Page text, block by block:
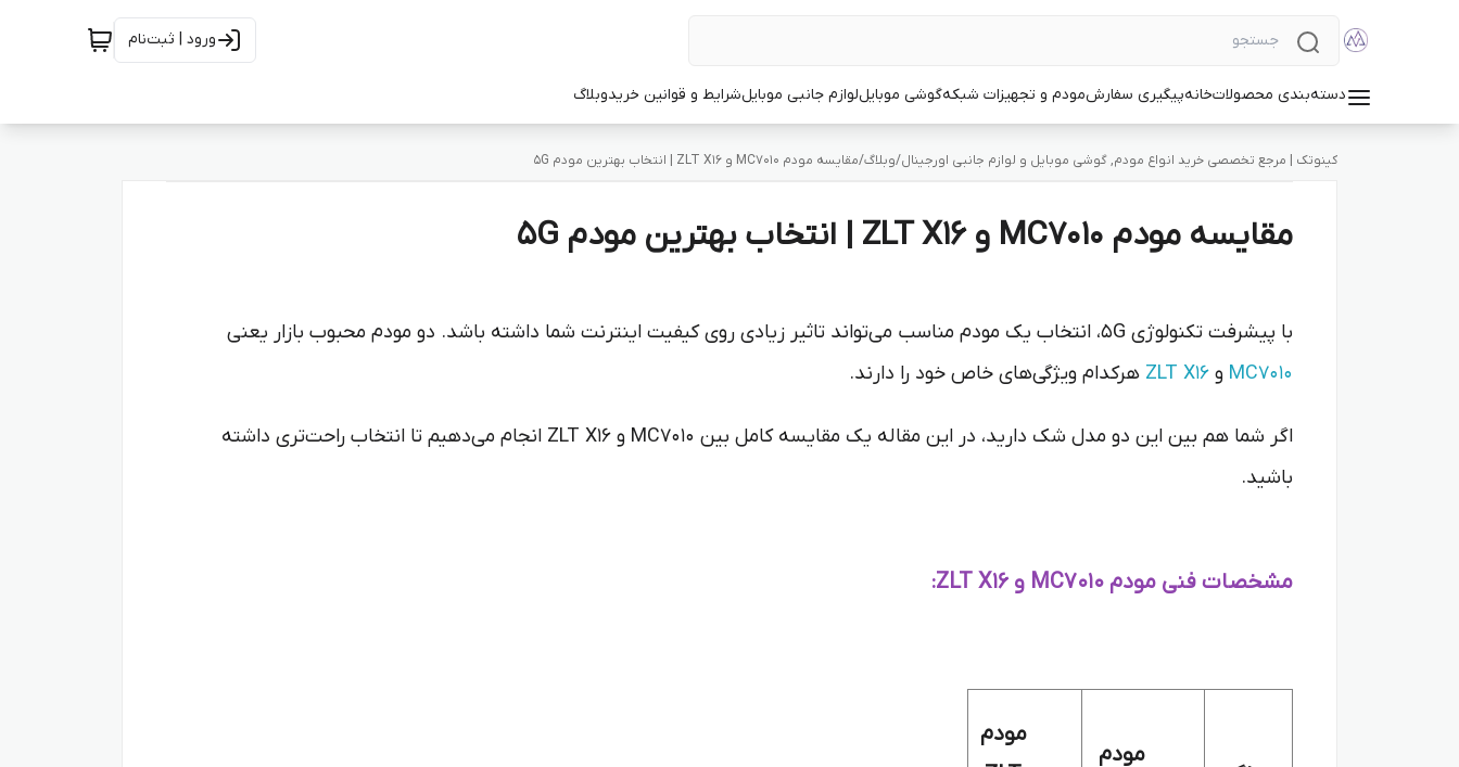
ورود | ثبت‌نام
دسته‌بندی محصولاتخانهپیگیری سفارشمودم و تجهیزات شبکهگوشی موبایللوازم جانبی موبایلشرایط و قوانین خریدوبلاگ
کینوتک | مرجع تخصصی خرید انواع مودم, گوشی موبایل و لوازم جانبی اورجینال/وبلاگ/مقایسه مودم MC7010 و ZLT X16 | انتخاب بهترین مودم 5G
مقایسه مودم MC7010 و ZLT X16 | انتخاب بهترین مودم 5G
با پیشرفت تکنولوژی 5G، انتخاب یک مودم مناسب می‌تواند تاثیر زیادی روی کیفیت اینترنت شما داشته باشد. دو مودم محبوب بازار یعنی
MC7010 و ZLT X16 هرکدام ویژگی‌های خاص خود را دارند.
اگر شما هم بین این دو مدل شک دارید، در این مقاله یک مقایسه کامل بین MC7010 و ZLT X16 انجام می‌دهیم تا انتخاب راحت‌تری داشته
باشید.
مشخصات فنی مودم MC7010 و ZLT X16:
مودم
مودم